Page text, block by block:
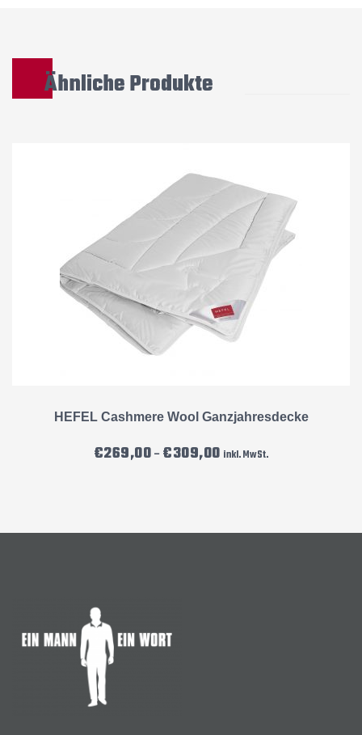
Ähnliche Produkte
HEFEL Cashmere Wool Ganzjahresdecke
€269,00–€309,00Preisspanne: €269,00 bis
inkl. MwSt.